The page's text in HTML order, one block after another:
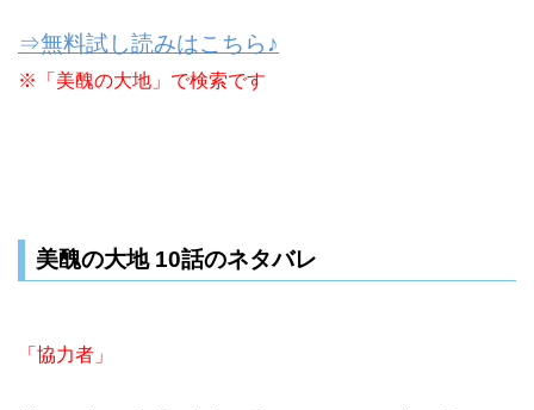
⇒無料試し読みはこちら♪
※「美醜の大地」で検索です
美醜の大地 10話のネタバレ
「協力者」